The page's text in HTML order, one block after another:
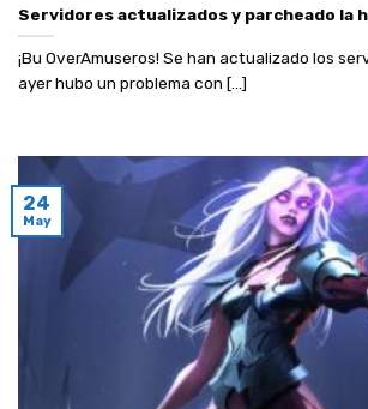
Servidores actualizados y parcheado la
¡Bu OverAmuseros! Se han actualizado los
ayer hubo un problema con [...]
24
May